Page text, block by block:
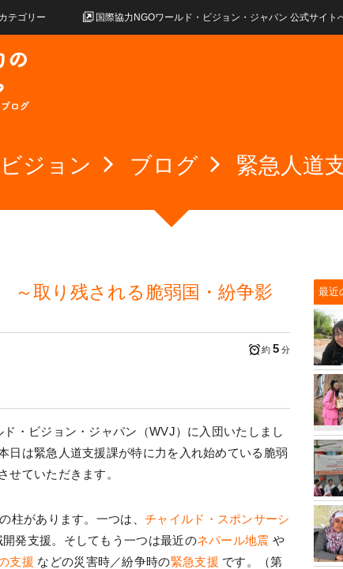
カテゴリー 国際協力NGOワールド・ビジョン・ジャパン 公式サイト
ジョン ブログ 緊急人道
～取り残される脆弱国・紛争影
約 5 分
・ビジョン・ジャパン（WVJ）に入団いたしまし
日は緊急人道支援課が特に力を入れ始めている脆弱
せていただきます。
柱があります。一つは、 チャイルド・スポンサーシ
発支援。そしてもう一つは最近のネパール地震 や
支援 などの災害時／紛争時の緊急支援 です。（第
最近